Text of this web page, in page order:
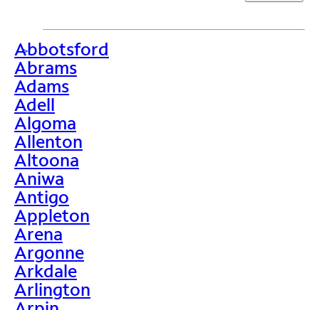
>
Abbotsford
Abrams
Adams
Adell
Algoma
Allenton
Altoona
Aniwa
Antigo
Appleton
Arena
Argonne
Arkdale
Arlington